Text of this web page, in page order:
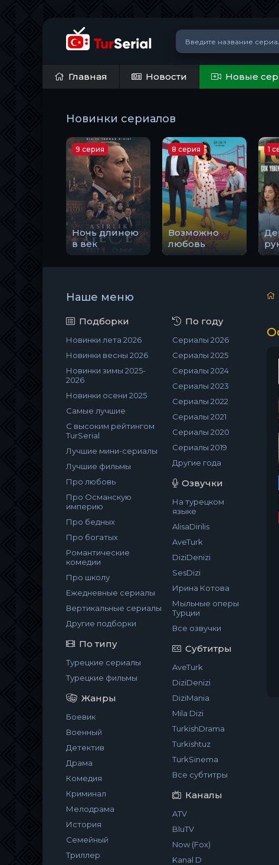
Главная Новости Новые
Новинки сериалов
Ночь длиною
в век
9 серия
Возможно
любовь
8 серия 1
Наше меню
Подборки
Новинки лета 2026
Новинки весны 2026
Новинки зимы 2025-
2026
Новинки осени 2025
Самые лучшие
С высоким рейтингом
TurSerial
Лучшие мини-сериалы
Лучшие фильмы
Про любовь
Про Османскую
империю
Про бедных
Про богатых
Романтические
комедии
Про школу
Ежедневные сериалы
Вертикальные сериалы
Другие подборки
По типу
Турецкие сериалы
Турецкие фильмы
Жанры
Боевик
Военный
Детектив
Драма
Комедия
Криминал
Мелодрама
История
Семейный
Триллер
По году
Сериалы 2026
Сериалы 2025
Сериалы 2024
Сериалы 2023
Сериалы 2022
Сериалы 2021
Сериалы 2020
Сериалы 2019
Другие года
Озвучки
На турецком
языке
AlisaDirilis
AveTurk
DiziDenizi
SesDizi
Ирина Котова
Мыльные оперы
Турции
Все озвучки
Субтитры
AveTurk
DiziDenizi
DiziMania
Mila Dizi
TurkishDrama
Turkishtuz
TurkSinema
Все субтитры
Каналы
ATV
BluTV
Now (Fox)
Kanal D